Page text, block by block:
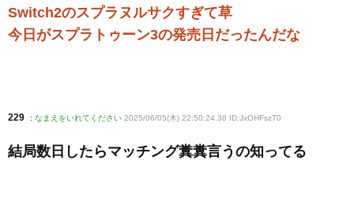
Switch2のスプラヌルサクすぎて草
今日がスプラトゥーン3の発売日だったんだな
229 : なまえをいれてください 2025/06/05(木) 22:50:24.38 ID:JxOHFszT0
結局数日したらマッチング糞糞言うの知ってる